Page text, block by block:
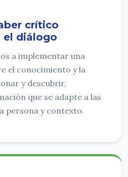
crítico
el diálogo
a implementar una
el conocimiento y la
y descubrir,
que se adapte a las
persona y contexto.